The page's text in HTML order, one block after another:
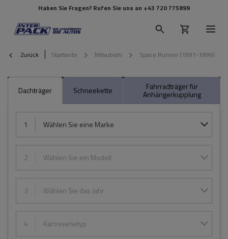
Haben Sie Fragen? Rufen Sie uns an +43 720 775899
Zurück Startseite Mitsubishi Space Runner (1991-1999)
Dachträger Schneekette Fahrradträger für
Anhängerkupplung
1 Wählen Sie eine Marke
2 Wählen Sie ein Modell
3 Wählen Sie das Jahr
4 Karosserietyp